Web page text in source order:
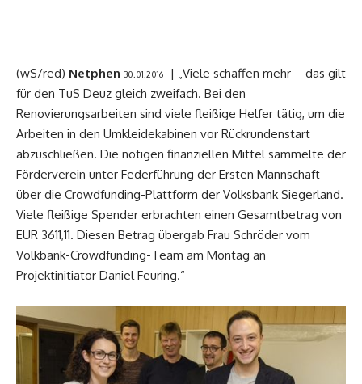
(wS/red) Netphen 30.01.2016
| „Viele schaffen mehr – das gilt
für den TuS Deuz gleich zweifach. Bei den
Renovierungsarbeiten sind viele fleißige Helfer tätig, um die
Arbeiten in den Umkleidekabinen vor Rückrundenstart
abzuschließen. Die nötigen finanziellen Mittel sammelte der
Förderverein unter Federführung der Ersten Mannschaft
über die Crowdfunding-Plattform der Volksbank Siegerland.
Viele fleißige Spender erbrachten einen Gesamtbetrag von
EUR 3611,11. Diesen Betrag übergab Frau Schröder vom
Volkbank-Crowdfunding-Team am Montag an
Projektinitiator Daniel Feuring.“